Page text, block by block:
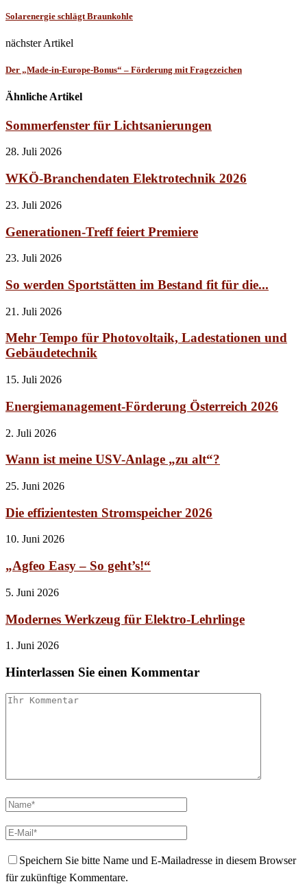
Solarenergie schlägt Braunkohle
nächster Artikel
Der „Made-in-Europe-Bonus“ – Förderung mit Fragezeichen
Ähnliche Artikel
Sommerfenster für Lichtsanierungen
28. Juli 2026
WKÖ-Branchendaten Elektrotechnik 2026
23. Juli 2026
Generationen-Treff feiert Premiere
23. Juli 2026
So werden Sportstätten im Bestand fit für die...
21. Juli 2026
Mehr Tempo für Photovoltaik, Ladestationen und
Gebäudetechnik
15. Juli 2026
Energiemanagement-Förderung Österreich 2026
2. Juli 2026
Wann ist meine USV-Anlage „zu alt“?
25. Juni 2026
Die effizientesten Stromspeicher 2026
10. Juni 2026
„Agfeo Easy – So geht’s!“
5. Juni 2026
Modernes Werkzeug für Elektro-Lehrlinge
1. Juni 2026
Hinterlassen Sie einen Kommentar
Speichern Sie bitte Name und E-Mailadresse in diesem Browser
für zukünftige Kommentare.